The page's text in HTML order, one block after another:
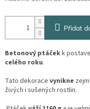
Přidat
Betonový ptáčekk
celého roku.
Tato dekorace vynikne
živých i sušených rostlin.